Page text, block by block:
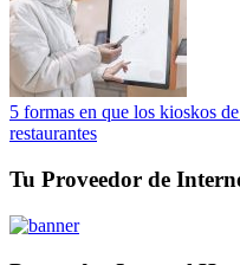
5 formas en que los kioskos
restaurantes
Tu Proveedor de